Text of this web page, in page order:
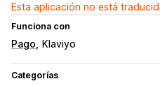
Esta aplicación no está
Funciona con
Pago Klaviyo
Categorías